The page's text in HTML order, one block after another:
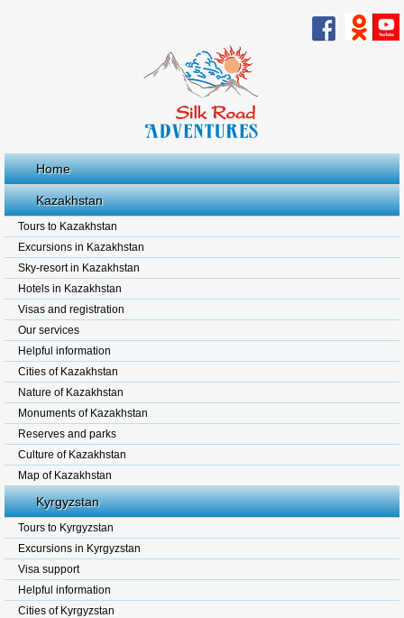
Home
Kazakhstan
Tours to Kazakhstan
Excursions in Kazakhstan
Sky-resort in Kazakhstan
Hotels in Kazakhstan
Visas and registration
Our services
Helpful information
Cities of Kazakhstan
Nature of Kazakhstan
Monuments of Kazakhstan
Reserves and parks
Culture of Kazakhstan
Map of Kazakhstan
Kyrgyzstan
Tours to Kyrgyzstan
Excursions in Kyrgyzstan
Visa support
Helpful information
Cities of Kyrgyzstan